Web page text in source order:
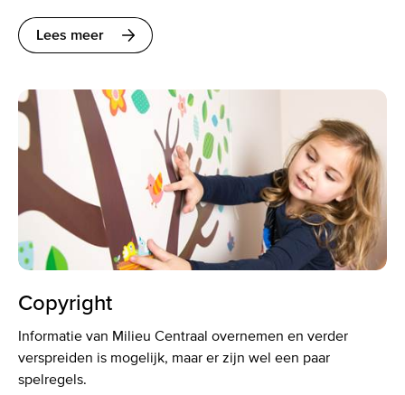
Lees meer
Copyright
Informatie van Milieu Centraal overnemen en verder
verspreiden is mogelijk, maar er zijn wel een paar
spelregels.